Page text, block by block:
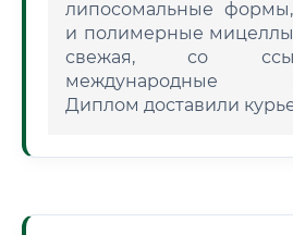
липосомальные
и полимерные
свежая, со
международные
Диплом доставили